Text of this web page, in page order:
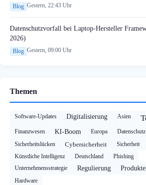
Blog Gestern, 22:43 Uhr
Datenschutzvorfall bei Laptop-Hersteller
2026)
Blog Gestern, 09:00 Uhr
Themen
Software-Updates Digitalisierung Asien
Finanzwesen KI-Boom Europa Datenschutz
Sicherheitslücken
Cybersicherheit Sicherheit
Künstliche Intelligenz Deutschland
Phishing
Unternehmensstrategie
Regulierung
Hardware